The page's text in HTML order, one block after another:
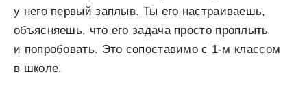
у него первый заплыв. Ты его настраиваешь,
объясняешь, что его задача просто проплыть
и попробовать. Это сопоставимо с 1-м классом
в школе.